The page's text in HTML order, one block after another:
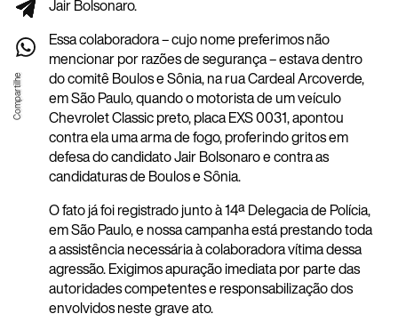
Jair Bolsonaro.
Essa colaboradora – cujo nome preferimos não
mencionar por razões de segurança – estava dentro
do comitê Boulos e Sônia, na rua Cardeal Arcoverde,
em São Paulo, quando o motorista de um veículo
Chevrolet Classic preto, placa EXS 0031, apontou
contra ela uma arma de fogo, proferindo gritos em
defesa do candidato Jair Bolsonaro e contra as
candidaturas de Boulos e Sônia.
O fato já foi registrado junto à 14ª Delegacia de Polícia,
em São Paulo, e nossa campanha está prestando toda
a assistência necessária à colaboradora vítima dessa
agressão. Exigimos apuração imediata por parte das
autoridades competentes e responsabilização dos
envolvidos neste grave ato.